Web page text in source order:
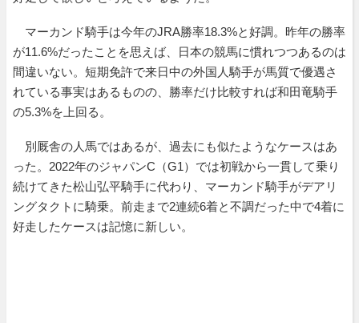
マーカンド騎手は今年のJRA勝率18.3%と好調。昨年の勝率
が11.6%だったことを思えば、日本の競馬に慣れつつあるのは
間違いない。短期免許で来日中の外国人騎手が馬質で優遇さ
れている事実はあるものの、勝率だけ比較すれば和田竜騎手
の5.3%を上回る。
別厩舎の人馬ではあるが、過去にも似たようなケースはあ
った。2022年のジャパンC（G1）では初戦から一貫して乗り
続けてきた松山弘平騎手に代わり、マーカンド騎手がデアリ
ングタクトに騎乗。前走まで2連続6着と不調だった中で4着に
好走したケースは記憶に新しい。